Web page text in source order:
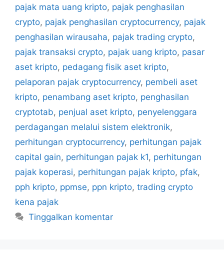
pajak mata uang kripto, pajak penghasilan
crypto, pajak penghasilan cryptocurrency, pajak
penghasilan wirausaha, pajak trading crypto,
pajak transaksi crypto, pajak uang kripto, pasar
aset kripto, pedagang fisik aset kripto,
pelaporan pajak cryptocurrency, pembeli aset
kripto, penambang aset kripto, penghasilan
cryptotab, penjual aset kripto, penyelenggara
perdagangan melalui sistem elektronik,
perhitungan cryptocurrency, perhitungan pajak
capital gain, perhitungan pajak k1, perhitungan
pajak koperasi, perhitungan pajak kripto, pfak,
pph kripto, ppmse, ppn kripto, trading crypto
kena pajak
Tinggalkan komentar